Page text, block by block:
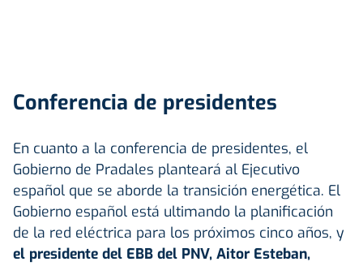
Conferencia de presidentes
En cuanto a la conferencia de presidentes, el
Gobierno de Pradales planteará al Ejecutivo
español que se aborde la transición energética. El
Gobierno español está ultimando la planificación
de la red eléctrica para los próximos cinco años, y
el presidente del EBB del PNV, Aitor Esteban,